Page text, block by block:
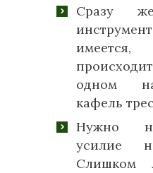
Сразу
имеется,
одном
кафель
Нужно
усилие
Слишком